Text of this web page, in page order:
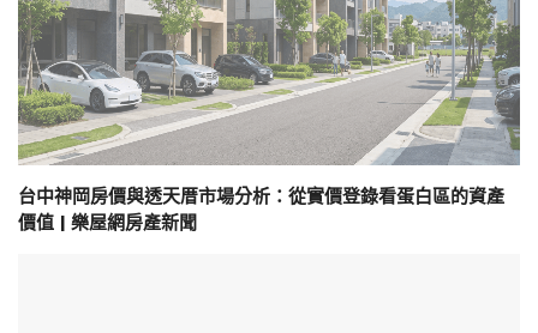
台中神岡房價與透天厝市場分析：從實價登錄看蛋白區的資產
價值 | 樂屋網房產新聞